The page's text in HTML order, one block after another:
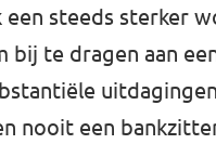
een steeds sterker
bij te dragen aan
nooit een